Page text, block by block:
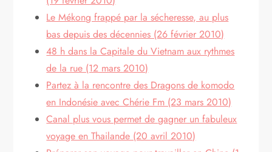
Le Mékong frappé par la sécheresse, au plus
bas depuis des décennies (26 février 2010)
48 h dans la Capitale du Vietnam aux rythmes
de la rue (12 mars 2010)
Partez à la rencontre des Dragons de komodo
en Indonésie avec Chérie Fm (23 mars 2010)
Canal plus vous permet de gagner un fabuleux
voyage en Thailande (20 avril 2010)